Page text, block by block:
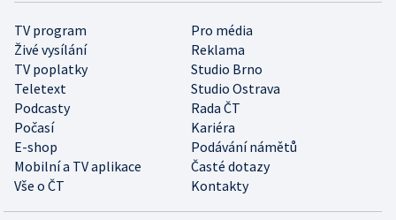
TV program
Pro média
Živé vysílání
Reklama
TV poplatky
Studio Brno
Teletext
Studio Ostrava
Podcasty
Rada ČT
Počasí
Kariéra
E-shop
Podávání námětů
Mobilní a TV aplikace
Časté dotazy
Vše o ČT
Kontakty